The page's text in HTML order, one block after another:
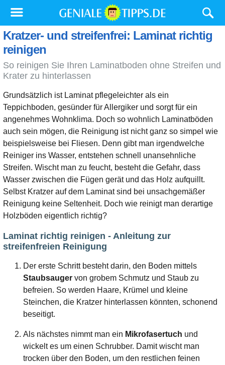
Kratzer- und streifenfrei: Laminat richtig
reinigen
So reinigen Sie Ihren Laminatboden ohne Streifen und
Krater zu hinterlassen
Grundsätzlich ist Laminat pflegeleichter als ein
Teppichboden, gesünder für Allergiker und sorgt für ein
angenehmes Wohnklima. Doch so wohnlich Laminatböden
auch sein mögen, die Reinigung ist nicht ganz so simpel wie
beispielsweise bei Fliesen. Denn gibt man irgendwelche
Reiniger ins Wasser, entstehen schnell unansehnliche
Streifen. Wischt man zu feucht, besteht die Gefahr, dass
Wasser zwischen die Fügen gerät und das Holz aufquillt.
Selbst Kratzer auf dem Laminat sind bei unsachgemäßer
Reinigung keine Seltenheit. Doch wie reinigt man derartige
Holzböden eigentlich richtig?
Laminat richtig reinigen - Anleitung zur
streifenfreien Reinigung
Der erste Schritt besteht darin, den Boden mittels
Staubsauger von grobem Schmutz und Staub zu
befreien. So werden Haare, Krümel und kleine
Steinchen, die Kratzer hinterlassen könnten, schonend
beseitigt.
Als nächstes nimmt man ein Mikrofasertuch und
wickelt es um einen Schrubber. Damit wischt man
trocken über den Boden, um den restlichen feinen